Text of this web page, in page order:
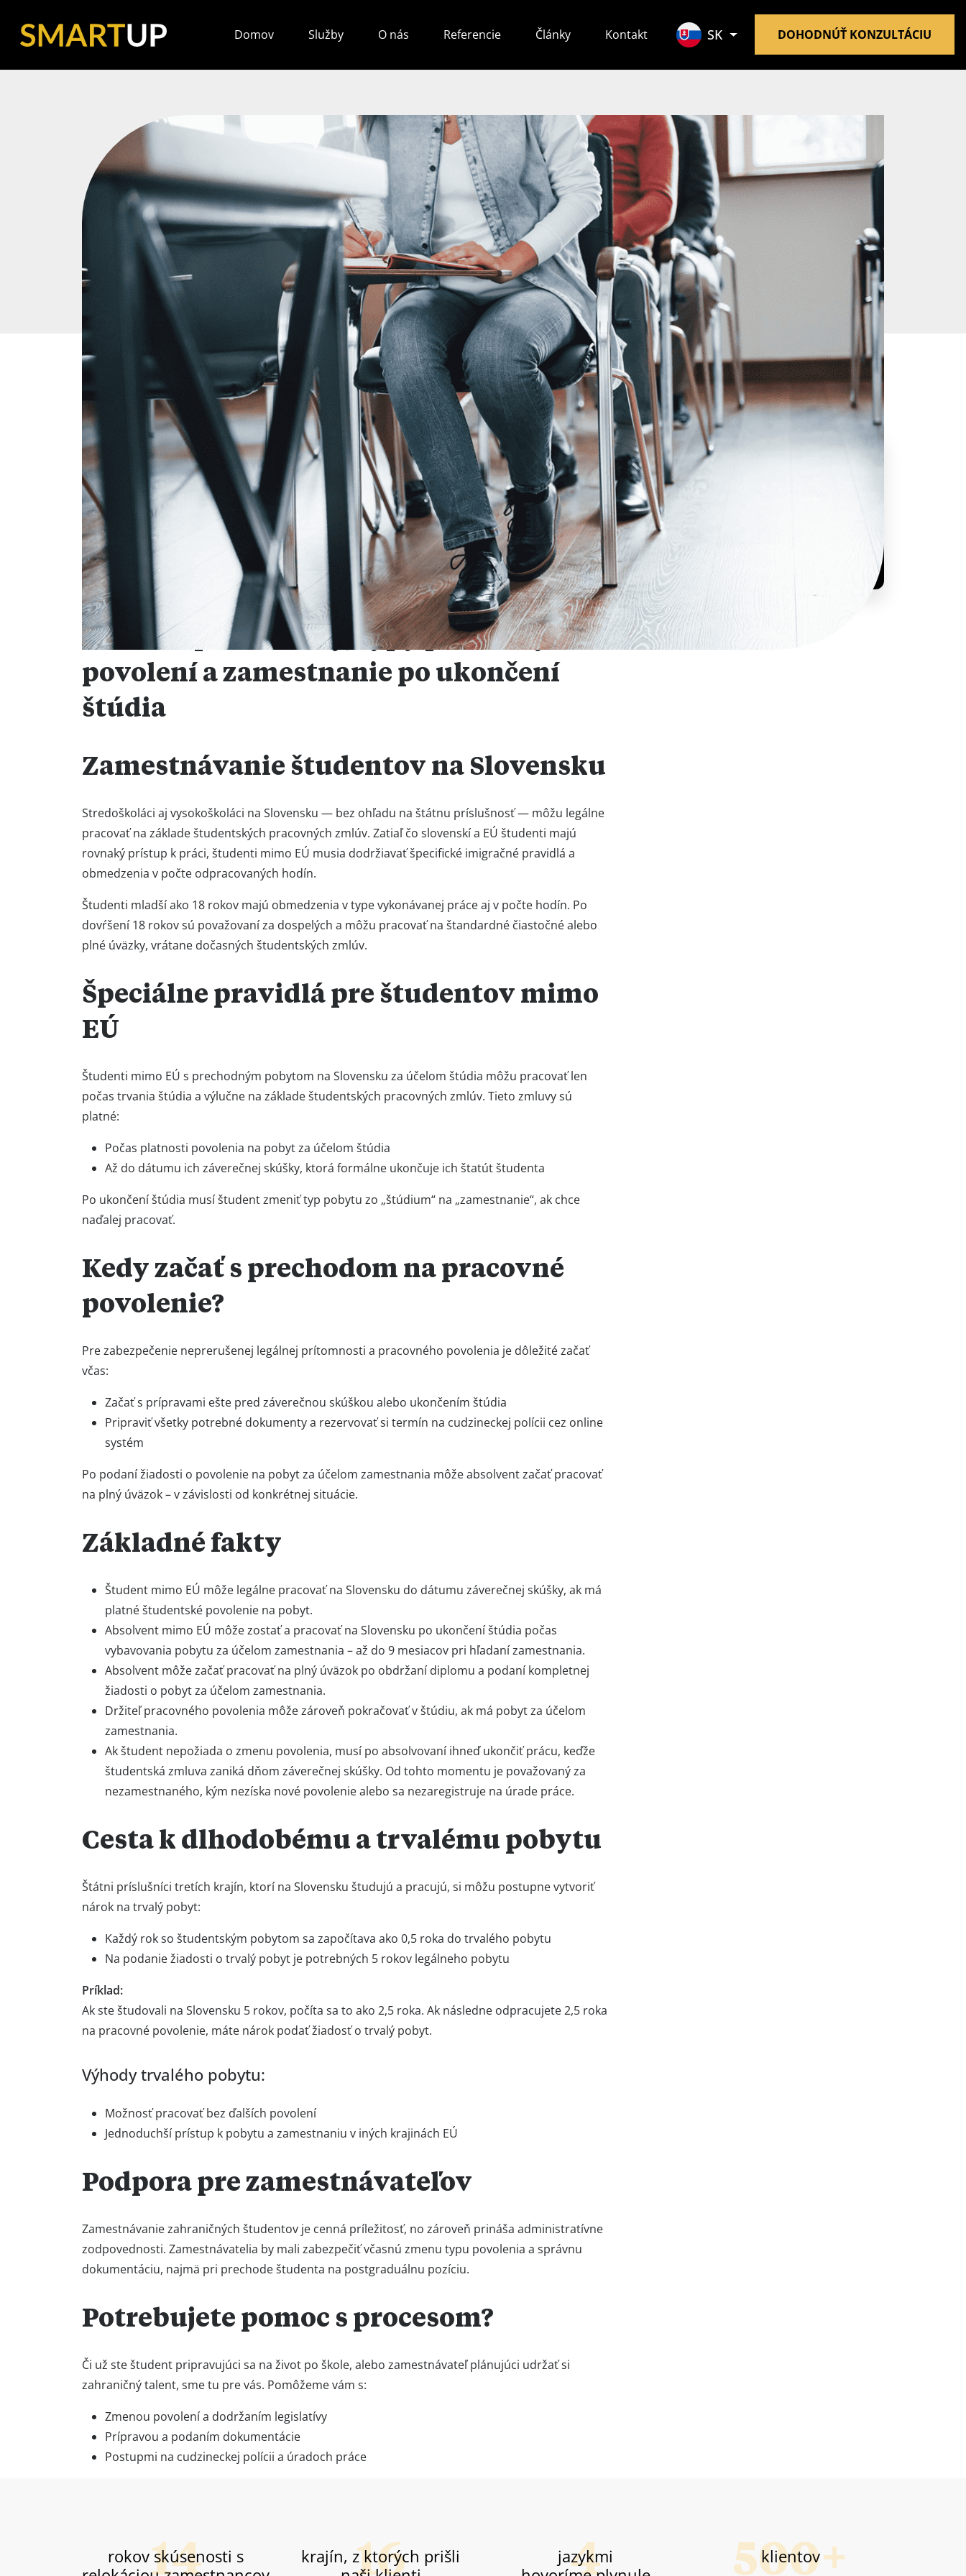
Domov Služby O nás Referencie Články Kontakt SK DOHODNÚŤ KONZULTÁCIU
Sprievodca pre zahraničných
študentov pracujúcich na
Slovensku
Kľúčové podmienky, typy pracovných
povolení a zamestnanie po ukončení
štúdia
Zamestnávanie študentov na Slovensku
Stredoškoláci aj vysokoškoláci na Slovensku — bez ohľadu na štátnu príslušnosť — môžu legálne
pracovať na základe študentských pracovných zmlúv. Zatiaľ čo slovenskí a EÚ študenti majú
rovnaký prístup k práci, študenti mimo EÚ musia dodržiavať špecifické imigračné pravidlá a
obmedzenia v počte odpracovaných hodín.
Študenti mladší ako 18 rokov majú obmedzenia v type vykonávanej práce aj v počte hodín. Po
dovŕšení 18 rokov sú považovaní za dospelých a môžu pracovať na štandardné čiastočné alebo
plné úväzky, vrátane dočasných študentských zmlúv.
Špeciálne pravidlá pre študentov mimo
EÚ
Študenti mimo EÚ s prechodným pobytom na Slovensku za účelom štúdia môžu pracovať len
počas trvania štúdia a výlučne na základe študentských pracovných zmlúv. Tieto zmluvy sú
platné:
Počas platnosti povolenia na pobyt za účelom štúdia
Až do dátumu ich záverečnej skúšky, ktorá formálne ukončuje ich štatút študenta
Po ukončení štúdia musí študent zmeniť typ pobytu zo „štúdium“ na „zamestnanie“, ak chce
naďalej pracovať.
Kedy začať s prechodom na pracovné
povolenie?
Pre zabezpečenie neprerušenej legálnej prítomnosti a pracovného povolenia je dôležité začať
včas:
Začať s prípravami ešte pred záverečnou skúškou alebo ukončením štúdia
Pripraviť všetky potrebné dokumenty a rezervovať si termín na cudzineckej polícii cez online
systém
Po podaní žiadosti o povolenie na pobyt za účelom zamestnania môže absolvent začať pracovať
na plný úväzok – v závislosti od konkrétnej situácie.
Základné fakty
Študent mimo EÚ môže legálne pracovať na Slovensku do dátumu záverečnej skúšky, ak má
platné študentské povolenie na pobyt.
Absolvent mimo EÚ môže zostať a pracovať na Slovensku po ukončení štúdia počas
vybavovania pobytu za účelom zamestnania – až do 9 mesiacov pri hľadaní zamestnania.
Absolvent môže začať pracovať na plný úväzok po obdržaní diplomu a podaní kompletnej
žiadosti o pobyt za účelom zamestnania.
Držiteľ pracovného povolenia môže zároveň pokračovať v štúdiu, ak má pobyt za účelom
zamestnania.
Ak študent nepožiada o zmenu povolenia, musí po absolvovaní ihneď ukončiť prácu, keďže
študentská zmluva zaniká dňom záverečnej skúšky. Od tohto momentu je považovaný za
nezamestnaného, kým nezíska nové povolenie alebo sa nezaregistruje na úrade práce.
Cesta k dlhodobému a trvalému pobytu
Štátni príslušníci tretích krajín, ktorí na Slovensku študujú a pracujú, si môžu postupne vytvoriť
nárok na trvalý pobyt:
Každý rok so študentským pobytom sa započítava ako 0,5 roka do trvalého pobytu
Na podanie žiadosti o trvalý pobyt je potrebných 5 rokov legálneho pobytu
Príklad:
Ak ste študovali na Slovensku 5 rokov, počíta sa to ako 2,5 roka. Ak následne odpracujete 2,5 roka
na pracovné povolenie, máte nárok podať žiadosť o trvalý pobyt.
Výhody trvalého pobytu:
Možnosť pracovať bez ďalších povolení
Jednoduchší prístup k pobytu a zamestnaniu v iných krajinách EÚ
Podpora pre zamestnávateľov
Zamestnávanie zahraničných študentov je cenná príležitosť, no zároveň prináša administratívne
zodpovednosti. Zamestnávatelia by mali zabezpečiť včasnú zmenu typu povolenia a správnu
dokumentáciu, najmä pri prechode študenta na postgraduálnu pozíciu.
Potrebujete pomoc s procesom?
Či už ste študent pripravujúci sa na život po škole, alebo zamestnávateľ plánujúci udržať si
zahraničný talent, sme tu pre vás. Pomôžeme vám s:
Zmenou povolení a dodržaním legislatívy
Prípravou a podaním dokumentácie
Postupmi na cudzineckej polícii a úradoch práce
Máte záujem alebo otázku?
info@smartup.sk
rokov skúsenosti s
krajín, z ktorých prišli
jazykmi
klientov